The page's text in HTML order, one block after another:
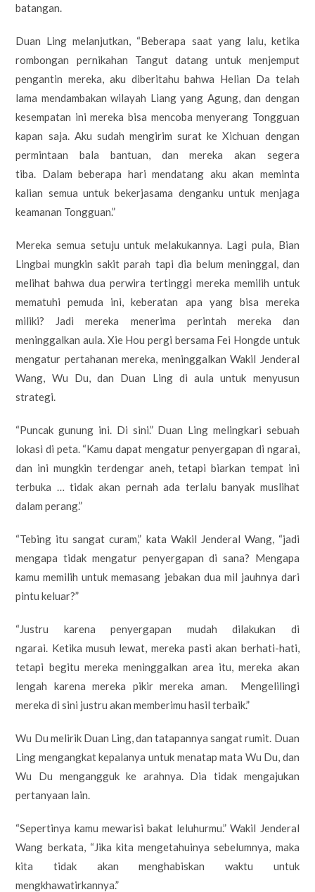
batangan.
Duan Ling melanjutkan, “Beberapa saat yang lalu, ketika
rombongan pernikahan Tangut datang untuk menjemput
pengantin mereka, aku diberitahu bahwa Helian Da telah
lama mendambakan wilayah Liang yang Agung, dan dengan
kesempatan ini mereka bisa mencoba menyerang Tongguan
kapan saja. Aku sudah mengirim surat ke Xichuan dengan
permintaan bala bantuan, dan mereka akan segera
tiba. Dalam beberapa hari mendatang aku akan meminta
kalian semua untuk bekerjasama denganku untuk menjaga
keamanan Tongguan.”
Mereka semua setuju untuk melakukannya. Lagi pula, Bian
Lingbai mungkin sakit parah tapi dia belum meninggal, dan
melihat bahwa dua perwira tertinggi mereka memilih untuk
mematuhi pemuda ini, keberatan apa yang bisa mereka
miliki? Jadi mereka menerima perintah mereka dan
meninggalkan aula. Xie Hou pergi bersama Fei Hongde untuk
mengatur pertahanan mereka, meninggalkan Wakil Jenderal
Wang, Wu Du, dan Duan Ling di aula untuk menyusun
strategi.
“Puncak gunung ini. Di sini.” Duan Ling melingkari sebuah
lokasi di peta. “Kamu dapat mengatur penyergapan di ngarai,
dan ini mungkin terdengar aneh, tetapi biarkan tempat ini
terbuka … tidak akan pernah ada terlalu banyak muslihat
dalam perang.”
“Tebing itu sangat curam,” kata Wakil Jenderal Wang, “jadi
mengapa tidak mengatur penyergapan di sana? Mengapa
kamu memilih untuk memasang jebakan dua mil jauhnya dari
pintu keluar?”
“Justru karena penyergapan mudah dilakukan di
ngarai. Ketika musuh lewat, mereka pasti akan berhati-hati,
tetapi begitu mereka meninggalkan area itu, mereka akan
lengah karena mereka pikir mereka aman. Mengelilingi
mereka di sini justru akan memberimu hasil terbaik.”
Wu Du melirik Duan Ling, dan tatapannya sangat rumit. Duan
Ling mengangkat kepalanya untuk menatap mata Wu Du, dan
Wu Du mengangguk ke arahnya. Dia tidak mengajukan
pertanyaan lain.
“Sepertinya kamu mewarisi bakat leluhurmu.” Wakil Jenderal
Wang berkata, “Jika kita mengetahuinya sebelumnya, maka
kita tidak akan menghabiskan waktu untuk
mengkhawatirkannya.”